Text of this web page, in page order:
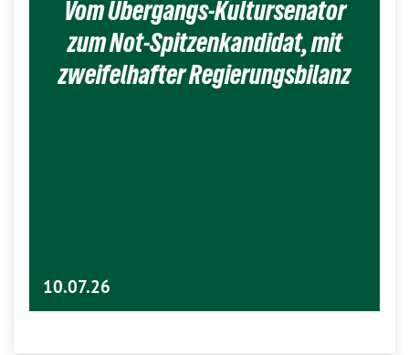
Vom Übergangs-Kultursenator
zum Not-Spitzenkandidat, mit
zweifelhafter Regierungsbilanz
10.07.26